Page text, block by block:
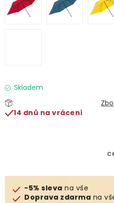
Gastro produkty
Klub výhod
Skladem
14 dnů na vrácení
-5% sleva na vše
Doprava zdarma na